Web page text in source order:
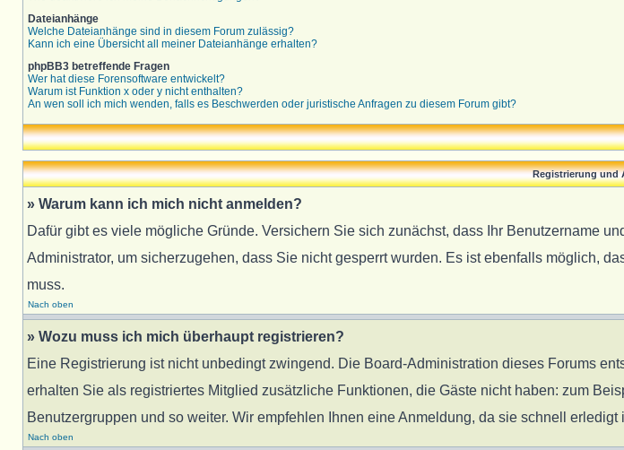
Dateianhänge
Welche Dateianhänge sind in diesem Forum zulässig?
Kann ich eine Übersicht all meiner Dateianhänge erhalten?
phpBB3 betreffende Fragen
Wer hat diese Forensoftware entwickelt?
Warum ist Funktion x oder y nicht enthalten?
An wen soll ich mich wenden, falls es Beschwerden oder juristische Anfragen zu diesem Forum gibt?
Registrierung und
» Warum kann ich mich nicht anmelden?
Dafür gibt es viele mögliche Gründe. Versichern Sie sich zunächst, dass Ihr Benutzername
Administrator, um sicherzugehen, dass Sie nicht gesperrt wurden. Es ist ebenfalls möglich,
muss.
Nach oben
» Wozu muss ich mich überhaupt registrieren?
Eine Registrierung ist nicht unbedingt zwingend. Die Board-Administration dieses Forums
erhalten Sie als registriertes Mitglied zusätzliche Funktionen, die Gäste nicht haben: zum
Benutzergruppen und so weiter. Wir empfehlen Ihnen eine Anmeldung, da sie schnell
Nach oben